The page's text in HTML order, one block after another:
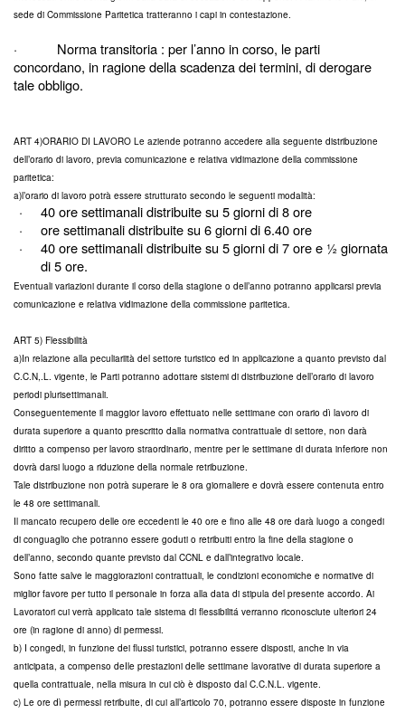
sede di Commissione Paritetica tratteranno i capi in contestazione.
· Norma transitoria : per l’anno in corso, le parti
concordano, in ragione della scadenza dei termini, di derogare
tale obbligo.
ART 4)ORARIO DI LAVORO Le aziende potranno accedere alla seguente distribuzione
dell’orario di lavoro, previa comunicazione e relativa vidimazione della commissione
paritetica:
a)l’orario di lavoro potrà essere strutturato secondo le seguenti modalità:
· 40 ore settimanali distribuite su 5 giorni di 8 ore
· ore settimanali distribuite su 6 giorni di 6.40 ore
· 40 ore settimanali distribuite su 5 giorni di 7 ore e ½ giornata
di 5 ore.
Eventuali variazioni durante il corso della stagione o dell’anno potranno applicarsi previa
comunicazione e relativa vidimazione della commissione paritetica.
ART 5) Flessibilità
a)In relazione alla peculiariità del settore turistico ed in applicazione a quanto previsto dal
C.C.N,.L. vigente, le Parti potranno adottare sistemi di distribuzione dell’orario di lavoro
periodi plurisettimanali.
Conseguentemente il maggior lavoro effettuato nelle settimane con orario dì lavoro di
durata superiore a quanto prescritto dalla normativa contrattuale di settore, non darà
diritto a compenso per lavoro straordinario, mentre per le settimane di durata inferiore non
dovrà darsi luogo a riduzione della normale retribuzione.
Tale distribuzione non potrà superare le 8 ora giornaliere e dovrà essere contenuta entro
le 48 ore settimanali.
Il mancato recupero delle ore eccedenti le 40 ore e fino alle 48 ore darà luogo a congedi
di conguaglio che potranno essere goduti o retribuiti entro la fine della stagione o
dell’anno, secondo quante previsto dal CCNL e dall’integrativo locale.
Sono fatte salve le maggiorazioni contrattuali, le condizioni economiche e normative di
miglior favore per tutto il personale in forza alla data di stipula del presente accordo. Ai
Lavoratori cui verrà applicato tale sistema di flessibilitá verranno riconosciute ulteriori 24
ore (in ragione di anno) di permessi.
b) I congedi, in funzione dei flussi turistici, potranno essere disposti, anche in via
anticipata, a compenso deIle prestazioni delle settimane lavorative di durata superiore a
quella contrattuale, nella misura in cui ciò è disposto dal C.C.N.L. vigente.
c) Le ore dì permessi retribuite, di cui all’articolo 70, potranno essere disposte in funzione